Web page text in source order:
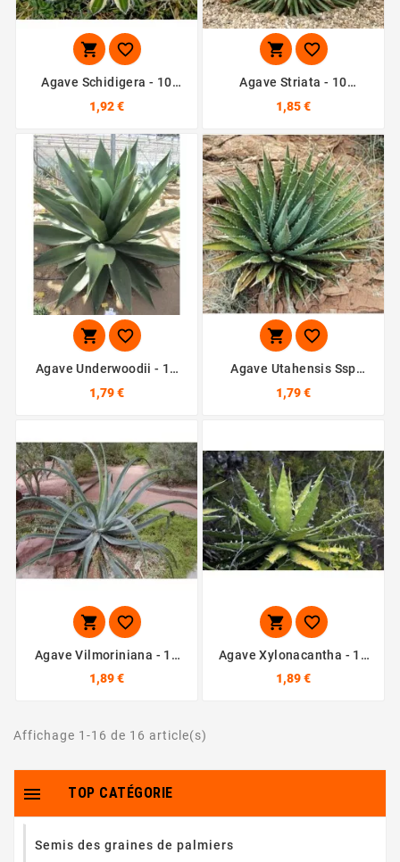
 
Agave Schidigera - 10
1,92 €
 
Agave Striata - 10
1,85 €
 
Agave Underwoodii - 10
1,79 €
 
Agave Utahensis Ssp
1,79 €
 
Agave Vilmoriniana - 10
Graines
1,89 €
 
Agave Xylonacantha - 10
Graines
1,89 €
Affichage 1-16 de 16 article(s)
TOP CATÉGORIE

Semis des graines de palmiers